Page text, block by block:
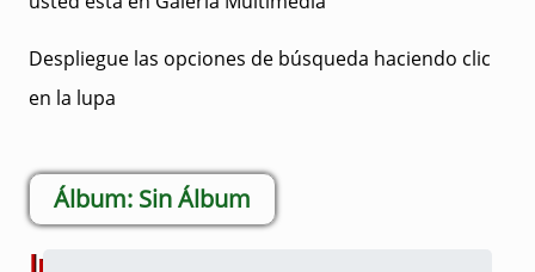
Despliegue las opciones de búsqueda haciendo clic
en la lupa
Sin Álbum